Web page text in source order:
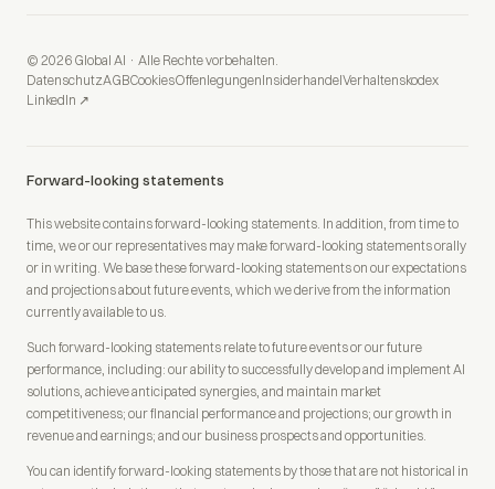
© 2026 Global AI · Alle Rechte vorbehalten.
DatenschutzAGBCookiesOffenlegungenInsiderhandelVerhaltenskodex
LinkedIn ↗
Forward-looking statements
This website contains forward-looking statements. In addition, from time to
time, we or our representatives may make forward-looking statements orally
or in writing. We base these forward-looking statements on our expectations
and projections about future events, which we derive from the information
currently available to us.
Such forward-looking statements relate to future events or our future
performance, including: our ability to successfully develop and implement AI
solutions, achieve anticipated synergies, and maintain market
competitiveness; our financial performance and projections; our growth in
revenue and earnings; and our business prospects and opportunities.
You can identify forward-looking statements by those that are not historical in